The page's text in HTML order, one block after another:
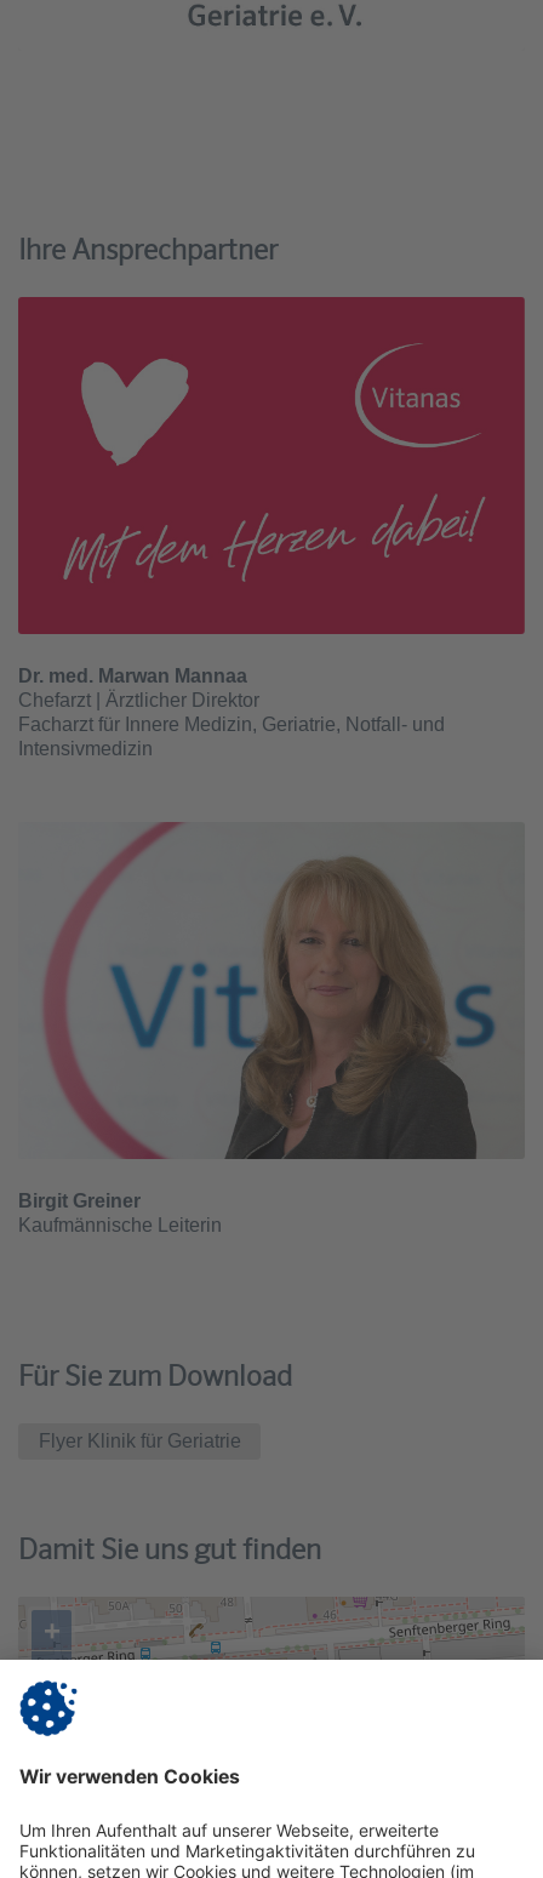
Ihre Ansprechpartner
Dr. med. Marwan Mannaa
Chefarzt | Ärztlicher Direktor
Facharzt für Innere Medizin, Geriatrie, Notfall- und
Intensivmedizin
Birgit Greiner
Kaufmännische Leiterin
Für Sie zum Download
Flyer Klinik für Geriatrie
Damit Sie uns gut finden
+
©OpenStreetMap